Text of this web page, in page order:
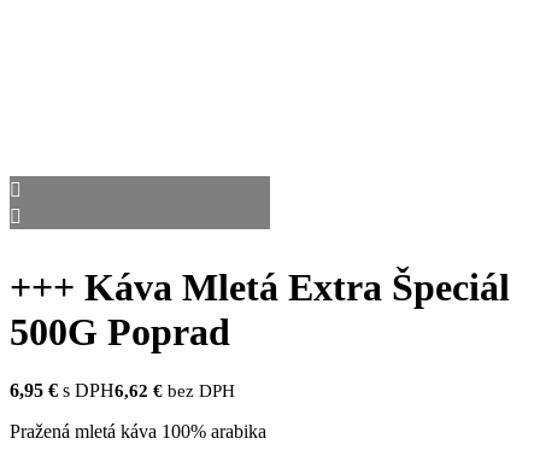
+++ Káva Mletá Extra Špeciál
500G Poprad
6,95 € s DPH6,62 € bez DPH
Pražená mletá káva 100% arabika